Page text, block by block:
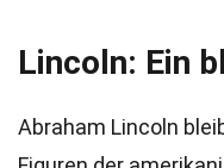
Lincoln: Ein
Abraham Lincoln